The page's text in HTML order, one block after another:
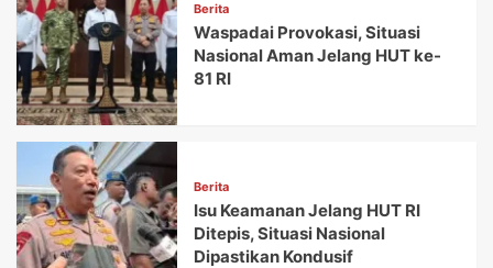
Berita
Waspadai Provokasi, Situasi
Nasional Aman Jelang HUT ke-
81 RI
Berita
Isu Keamanan Jelang HUT RI
Ditepis, Situasi Nasional
Dipastikan Kondusif